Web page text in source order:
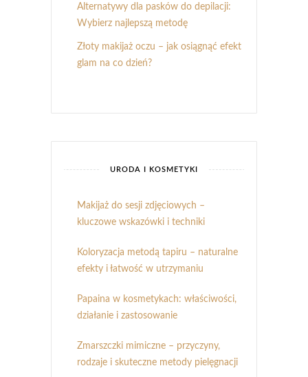
Alternatywy dla pasków do depilacji:
Wybierz najlepszą metodę
Złoty makijaż oczu – jak osiągnąć efekt
glam na co dzień?
URODA I KOSMETYKI
Makijaż do sesji zdjęciowych –
kluczowe wskazówki i techniki
Koloryzacja metodą tapiru – naturalne
efekty i łatwość w utrzymaniu
Papaina w kosmetykach: właściwości,
działanie i zastosowanie
Zmarszczki mimiczne – przyczyny,
rodzaje i skuteczne metody pielęgnacji